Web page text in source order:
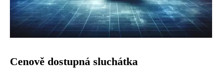
Cenově dostupná sluchátka